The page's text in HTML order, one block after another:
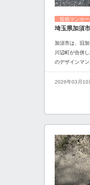
投稿マンホ
埼玉県加須
加須市は、旧
川辺町が合併
のデザインマ
2026年03月10